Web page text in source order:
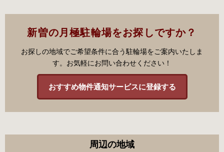
新曽の月極駐輪場をお探しですか？
お探しの地域でご希望条件に合う駐輪場をご案内いたしま
す。お気軽にお問い合わせください！
おすすめ物件通知サービスに登録する
周辺の地域